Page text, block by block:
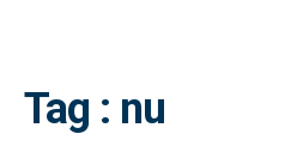
Tag : nu